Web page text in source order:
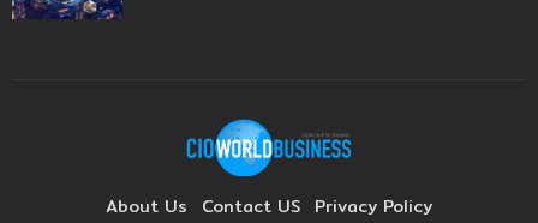
About Us Contact US Privacy Policy